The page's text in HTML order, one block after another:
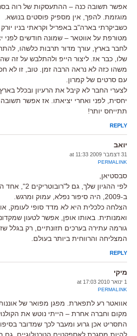
אפשר תשובה כנה – ההתעסקות של רוה
מוגזמת. להפך, אין מספיק פוסטים בנושא.
כשביקרתי בארה"ב באפריל וקראתי בניו
מטורפת על אווטאר – שמונה חודשים לפני
לחבר בארץ, עורך מדור תרבות כלשהו,
שלו, כבר אז. ליצור הייפ ולהתלבש על זה
משהו כזה לא נראה הרבה זמן. טוב, זו לא
עם סרטים של קמרון.
לצערי החבר לא קיבל את הרעיון ובכלל
יחסית, לפני ואחרי יציאתו. אז אפשר
תתייחס יותר!
REPLY
יואב
31 דצמבר 2009 at 11:33
PERMALINK
סבסטיאן,
לפי ההגיון שלך,
ב-2009, היה סיפור נפלא, עמוק ומרגש.
הצלחה כלכלית היא לא מדד סופי לעומק,
ואמנותית. באותו אופן, אפשר לטעון
גורמה עתירה בערכים תזונתיים, רק בגלל
המצליחה והרווחית ביותר בעולם.
REPLY
מיקי
1 ינואר 2010 at 17:03
PERMALINK
אוואטר רע לתפארת. מפגן מפואר של
מקום וחברה אחרת – הייתי נוטש את
התסריט אכן גרוע ומעבר לכך שמדובר